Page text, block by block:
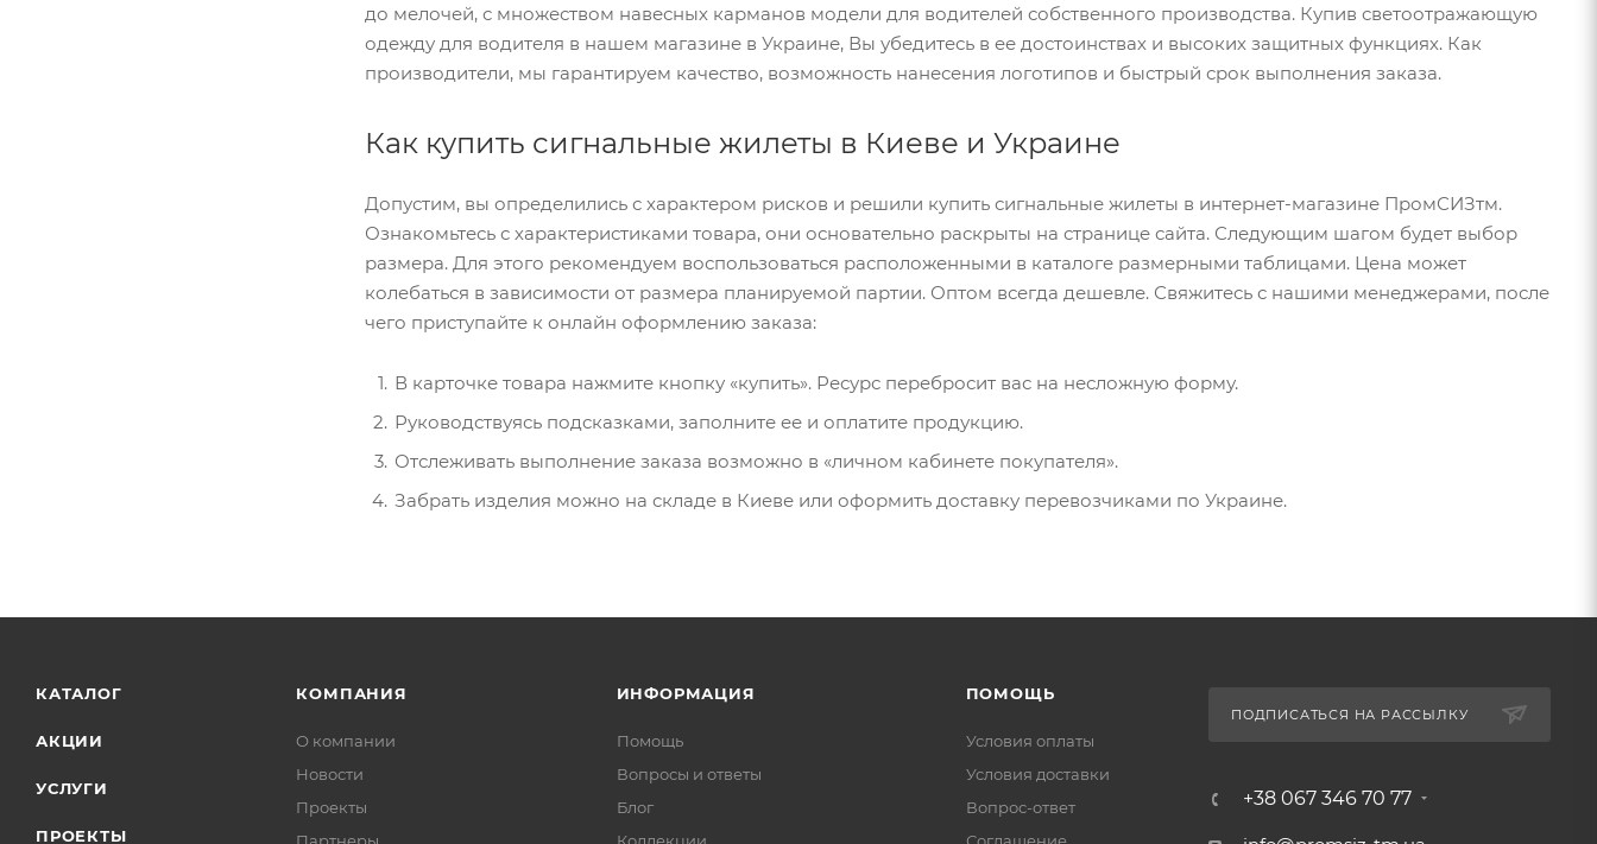
до мелочей, с множеством навесных карманов модели для водителей собственного производства. Купив светоотражающую
одежду для водителя в нашем магазине в Украине, Вы убедитесь в ее достоинствах и высоких защитных функциях. Как
производители, мы гарантируем качество, возможность нанесения логотипов и быстрый срок выполнения заказа.
Как купить сигнальные жилеты в Киеве и Украине
Допустим, вы определились с характером рисков и решили купить сигнальные жилеты в интернет-магазине ПромСИЗтм.
Ознакомьтесь с характеристиками товара, они основательно раскрыты на странице сайта. Следующим шагом будет выбор
размера. Для этого рекомендуем воспользоваться расположенными в каталоге размерными таблицами. Цена может
колебаться в зависимости от размера планируемой партии. Оптом всегда дешевле. Свяжитесь с нашими менеджерами, после
чего приступайте к онлайн оформлению заказа:
В карточке товара нажмите кнопку «купить». Ресурс перебросит вас на несложную форму.
Руководствуясь подсказками, заполните ее и оплатите продукцию.
Отслеживать выполнение заказа возможно в «личном кабинете покупателя».
Забрать изделия можно на складе в Киеве или оформить доставку перевозчиками по Украине.
КАТАЛОГ
АКЦИИ
УСЛУГИ
ПРОЕКТЫ
КОМПАНИЯ
О компании
Новости
Проекты
ИНФОРМАЦИЯ
Помощь
Вопросы и ответы
Блог
ПОМОЩЬ
Условия оплаты
Условия доставки
Вопрос-ответ
ПОДПИСАТЬСЯ НА РАССЫЛКУ
+38 067 346 70 77